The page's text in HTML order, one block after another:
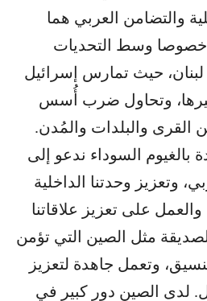
والتضامن العربي هما
خصوصا وسط التحديات
لبنان، حيث تمارس إسرائيل
وتحاول ضرب أُسس
القرى والبلدات والمُدن.
بالغيوم السوداء ندعو إلى
وتعزيز وحدتنا الداخلية
على تعزيز علاقاتنا
مثل الصين التي تؤمن
وتعمل جاهدة لتعزيز
لدى الصين دور كبير في